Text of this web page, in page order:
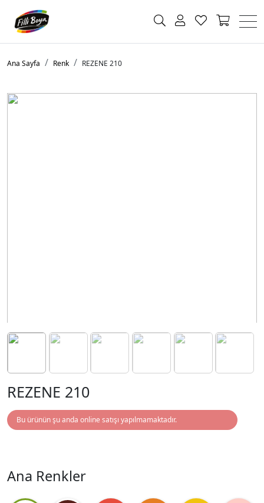
Ana Sayfa Renk REZENE 210
REZENE 210
Bu ürünün şu anda online satışı yapılmamaktadır.
Ana Renkler